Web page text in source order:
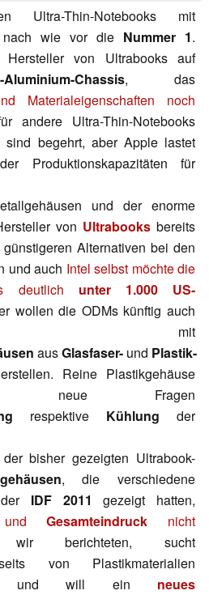
Thin-Notebooks mit
nach wie vor die Nummer 1.
von Ultrabooks auf
Chassis, das
Materialeigenschaften noch
andere Ultra-Thin-Notebooks
sind begehrt, aber Apple lastet
Produktionskapazitäten für
und der enorme
von Ultrabooks bereits
Alternativen bei den
und auch Intel selbst möchte die
deutlich unter 1.000 US-
wollen die ODMs künftig auch
mit
ausGlasfaser- und Plastik-
Reine Plastikgehäuse
neue Fragen
respektive Kühlung der
bisher gezeigten Ultrabook-
, die verschiedene
IDF 2011
gezeigt hatten,
Gesamteindruck nicht
berichteten, sucht
von Plastikmaterialien
will ein neues